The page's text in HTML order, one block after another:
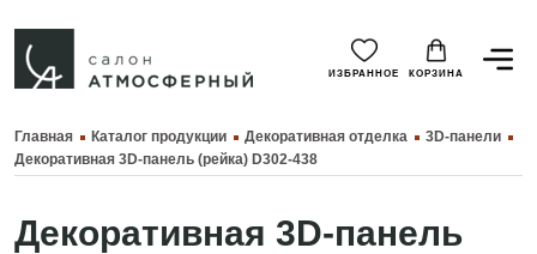
ИЗБРАННОЕ КОРЗИНА
Главная Каталог продукции Декоративная отделка
3D-панели
Декоративная 3D-панель (рейка) D302-438
Декоративная 3D-панель